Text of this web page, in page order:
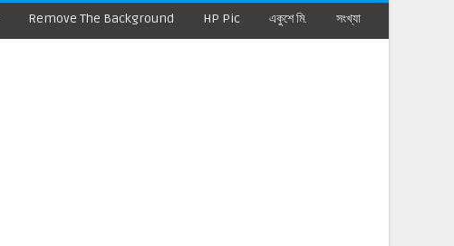
Remove The Background HP Pic একুশে মি. সংখ্যা